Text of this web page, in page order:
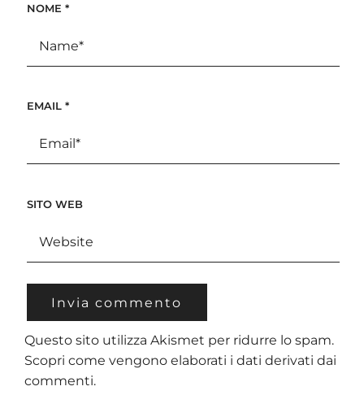
NOME *
EMAIL *
SITO WEB
Questo sito utilizza Akismet per ridurre lo spam.
Scopri come vengono elaborati i dati derivati dai
commenti.